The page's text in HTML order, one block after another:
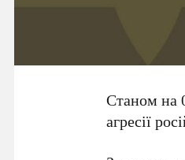
Станом на
агресії